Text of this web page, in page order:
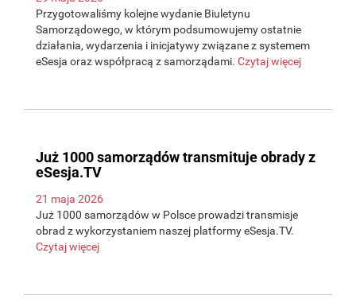
Przygotowaliśmy kolejne wydanie Biuletynu
Samorządowego, w którym podsumowujemy ostatnie
działania, wydarzenia i inicjatywy związane z systemem
eSesja oraz współpracą z samorządami. Czytaj więcej
Już 1000 samorządów transmituje obrady z
eSesja.TV
21 maja 2026
Już 1000 samorządów w Polsce prowadzi transmisje
obrad z wykorzystaniem naszej platformy eSesja.TV.
Czytaj więcej